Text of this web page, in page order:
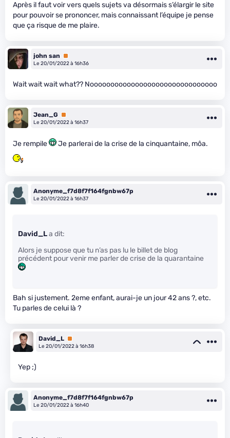
Après il faut voir vers quels sujets va désormais s’élargir le site
pour pouvoir se prononcer, mais connaissant l’équipe je pense
que ça risque de me plaire.
john san
Premium
Le 20/01/2022 à 16h36
Wait wait wait what?? Nooooooooooooooooooooooooooooooo
Jean_G
Premium
Le 20/01/2022 à 16h37
Je rempile Je parlerai de la crise de la cinquantaine, môa.
Anonyme_f7d8f7f164fgnbw67p
Le 20/01/2022 à 16h37
David_La dit:
Alors je suppose que tu n’as pas lu le billet de blog
précédent pour venir me parler de crise de la quarantaine
Bah si justement. 2eme enfant, aurai-je un jour 42 ans ?, etc.
Tu parles de celui là ?
David_L Premium
Le 20/01/2022 à 16h38
Yep ;)
Anonyme_f7d8f7f164fgnbw67p
Le 20/01/2022 à 16h40